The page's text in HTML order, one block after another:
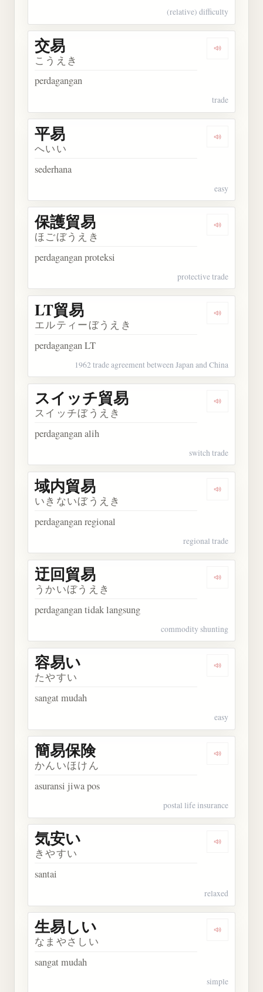
(relative) difficulty
Dengarkan
交易
こうえき
perdagangan
trade
Dengarkan
平易
へいい
sederhana
easy
Dengarkan
保護貿易
ほごぼうえき
perdagangan proteksi
protective trade
Dengarkan
LT貿易
エルティーぼうえき
perdagangan LT
1962 trade agreement between Japan and China
Dengarkan
スイッチ貿易
スイッチぼうえき
perdagangan alih
switch trade
Dengarkan
域内貿易
いきないぼうえき
perdagangan regional
regional trade
Dengarkan
迂回貿易
うかいぼうえき
perdagangan tidak langsung
commodity shunting
Dengarkan
容易い
たやすい
sangat mudah
easy
Dengarkan
簡易保険
かんいほけん
asuransi jiwa pos
postal life insurance
Dengarkan
気安い
きやすい
santai
relaxed
Dengarkan
生易しい
なまやさしい
sangat mudah
simple